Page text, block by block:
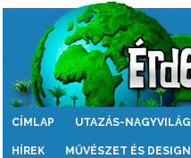
Érdekes
CÍMLAP UTAZÁS-NAGYVILÁG
HÍREK MŰVÉSZET ÉS DESIGN